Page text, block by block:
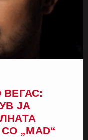
ЈА
„MAD“